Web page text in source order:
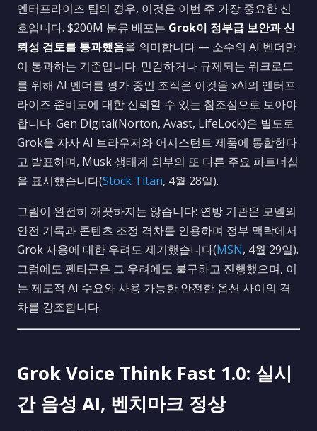
엔터프라이즈 팀의 경우, 이것은 이번 주 가장 중요한 신
호입니다. $200M 분류 배포는 Grok이 정부급 보안과 신
뢰성 검토를 통과했음을 의미합니다 — 소수의 AI 벤더만
이 통과하는 기준입니다. 민감하거나 규제되는 워크로드
를 위해 AI 벤더를 평가 중인 조직은 이것을 xAI의 엔터프
라이즈 준비도에 대한 신뢰할 수 있는 참조점으로 보아야
합니다. Gen Digital(Norton, Avast, LifeLock)은 별도로
Grok을 자사 AI 브라우저와 어시스턴트 제품에 통합한다
고 발표하며, Musk 생태계 외부의 또 다른 주요 파트너십
을 표시했습니다(Stock Titan, 4월 28일).
그림이 완전히 깨끗하지는 않습니다: 연방 기관은 모델의
안전 기록과 콘텐츠 조정 격차를 인용하며 정부 맥락에서
Grok 사용에 대한 우려도 제기했습니다(MSN, 4월 29일).
그럼에도 펜타곤은 그 우려에도 불구하고 진행했으며, 이
는 제도적 AI 수요와 사용 가능한 안전한 옵션 사이의 격
차를 강조합니다.
Grok Voice Think Fast 1.0: 실시
간 음성 AI, 벤치마크 정상